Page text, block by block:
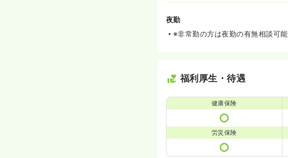
夜勤
※非常勤の方は夜勤の有無相談可能
福利厚生・待遇
健康保険
労災保険